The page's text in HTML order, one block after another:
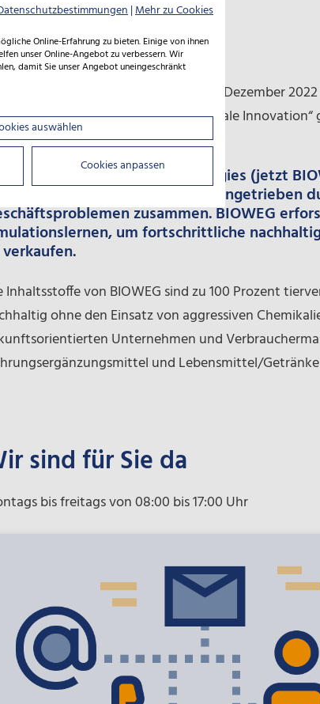
Ihr Engagement hat die BIOWEG im Dezember
zweiten Platz in der Kategorie „Soziale Innovation“
als Cellulosic Technologies (jetzt
Unternehmen, angetrieben
zusammen. BIOWEG
um fortschrittliche
Inhaltsstoffe von BIOWEG sind zu 100 Prozent
ohne den Einsatz von aggressiven
Unternehmen und
und Lebensmittel/
sind für Sie da
bis freitags von 08:00 bis 17:00 Uhr
|Mehr zu Cookies
Online-Erfahrung zu bieten. Einige von ihnen
unser Online-Angebot zu verbessern. Wir
damit Sie unser Angebot uneingeschränkt
auswählen
Cookies anpassen